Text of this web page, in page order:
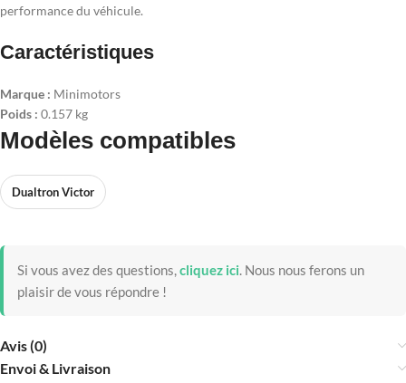
performance du véhicule.
Caractéristiques
Marque : Minimotors
Poids : 0.157 kg
Modèles compatibles
Dualtron Victor
Si vous avez des questions,cliquez ici. Nous nous ferons un
plaisir de vous répondre !
Avis (0)
Envoi & Livraison